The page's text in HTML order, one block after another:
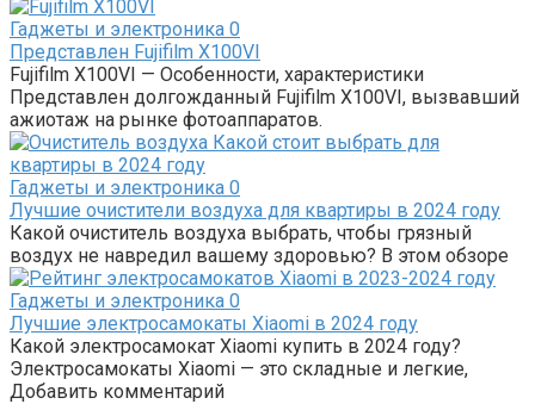
Гаджеты и электроника 0
Представлен Fujifilm X100VI
Fujifilm X100VI — Особенности, характеристики
Представлен долгожданный Fujifilm X100VI, вызвавший
ажиотаж на рынке фотоаппаратов.
Гаджеты и электроника 0
Лучшие очистители воздуха для квартиры в 2024 году
Какой очиститель воздуха выбрать, чтобы грязный
воздух не навредил вашему здоровью? В этом обзоре
Гаджеты и электроника 0
Лучшие электросамокаты Xiaomi в 2024 году
Какой электросамокат Xiaomi купить в 2024 году?
Электросамокаты Xiaomi — это складные и легкие,
Добавить комментарий